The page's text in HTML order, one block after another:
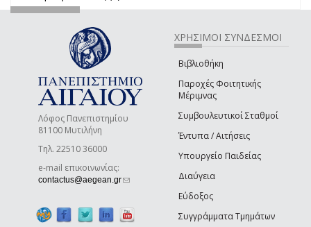
Λόφος Πανεπιστημίου
81100 Μυτιλήνη
Τηλ. 22510 36000
e-mail επικοινωνίας:
contactus@aegean.gr(link sends e-mail)
ΧΡΗΣΙΜΟΙ ΣΥΝΔΕΣΜΟΙ
Βιβλιοθήκη
Παροχές Φοιτητικής
Μέριμνας
Συμβουλευτικοί Σταθμοί
Έντυπα / Αιτήσεις
Υπουργείο Παιδείας
Διαύγεια
Εύδοξος
Συγγράμματα Τμημάτων